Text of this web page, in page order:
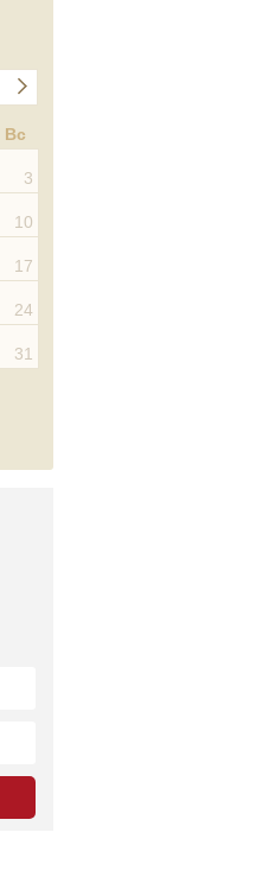
Вс
3
10
17
24
31